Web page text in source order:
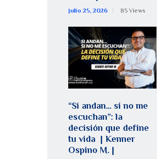
julio 25, 2026 85 Views
“Si andan… si no me
escuchan”: la
decisión que define
tu vida | Kenner
Ospino M. |